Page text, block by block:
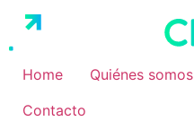
contenido
Home
Quiénes somos
Contacto